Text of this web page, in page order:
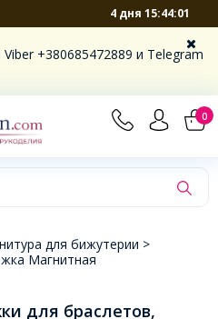
4 дня 15:44:00
+380685472889 и Telegram
0
×
для бижутерии >
Магнитная
для браслетов,